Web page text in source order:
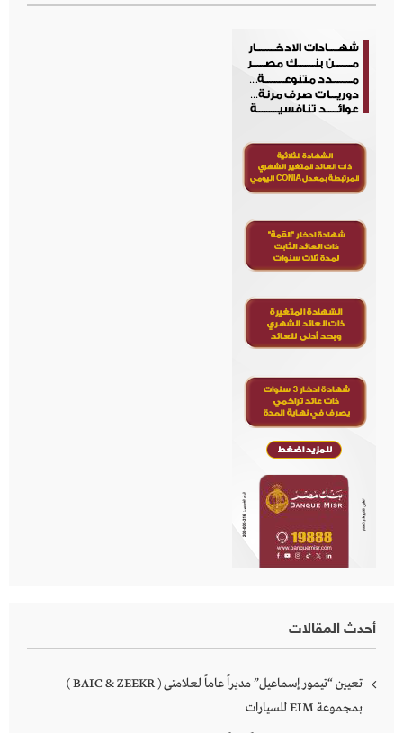
أحدث المقالات
تعيين “تيمور إسماعيل” مديراً عاماً لعلامتى ( BAIC & ZEEKR )
بمجموعة EIM للسيارات